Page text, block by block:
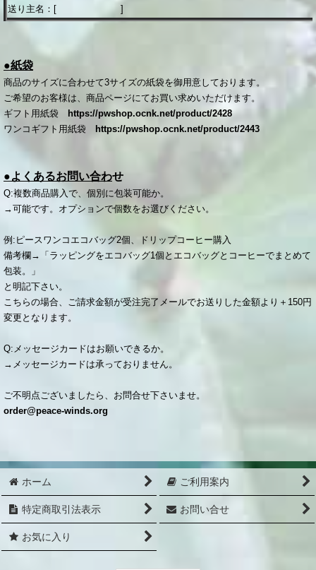
送り主名：[ ]
●紙袋
商品のサイズに合わせて3サイズの紙袋を御用意しております。
ご希望のお客様は、商品ページにてお買い求めいただけます。
ギフト用紙袋
https://pwshop.ocnk.net/product/2428
ワンコギフト用紙袋
https://pwshop.ocnk.net/product/2443
●よくあるお問い合わせ
Q:複数商品購入で、個別に包装可能か。
→可能です。オプションで個数をお選びください。
例:ピースワンコエコバッグ2個、ドリップコーヒー購入
備考欄→「ラッピングをエコバッグ1個とエコバッグとコーヒーでまとめて
包装。」
と明記下さい。
こちらの場合、ご請求金額が受注完了メールでお送りした金額より＋150円
変更となります。
Q:メッセージカードはお願いできるか。
→メッセージカードは承っておりません。
ご不明点ございましたら、お問合せ下さいませ。
order@peace-winds.org
ホーム ご利用案内
特定商取引法表示 お問い合せ
お気に入り